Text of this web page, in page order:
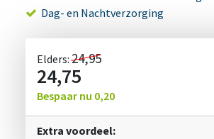
Dag- en Nachtverzorging
Elders:24,95
24,75
Bespaar nu 0,20
Extra voordeel: